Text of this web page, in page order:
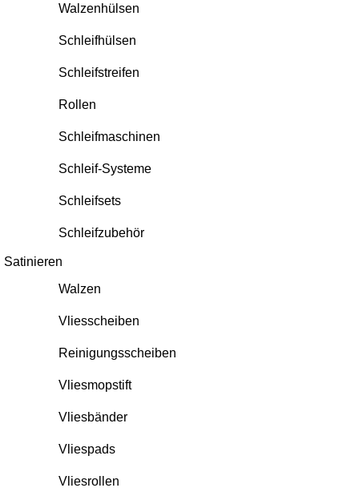
Walzenhülsen
Schleifhülsen
Schleifstreifen
Rollen
Schleifmaschinen
Schleif-Systeme
Schleifsets
Schleifzubehör
Satinieren
Walzen
Vliesscheiben
Reinigungsscheiben
Vliesmopstift
Vliesbänder
Vliespads
Vliesrollen